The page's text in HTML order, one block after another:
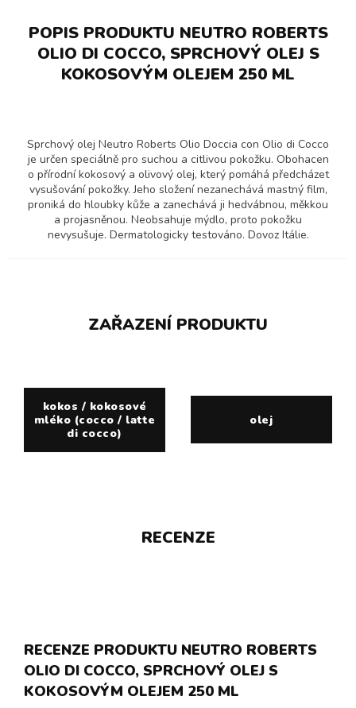
POPIS PRODUKTU NEUTRO ROBERTS
OLIO DI COCCO, SPRCHOVÝ OLEJ S
KOKOSOVÝM OLEJEM 250 ML
Sprchový olej Neutro Roberts Olio Doccia con Olio di Cocco
je určen speciálně pro suchou a citlivou pokožku. Obohacen
o přírodní kokosový a olivový olej, který pomáhá předcházet
vysušování pokožky. Jeho složení nezanechává mastný film,
proniká do hloubky kůže a zanechává ji hedvábnou, měkkou
a projasněnou. Neobsahuje mýdlo, proto pokožku
nevysušuje. Dermatologicky testováno. Dovoz Itálie.
ZAŘAZENÍ PRODUKTU
kokos / kokosové
mléko (cocco / latte
di cocco)
olej
RECENZE
RECENZE PRODUKTU NEUTRO ROBERTS
OLIO DI COCCO, SPRCHOVÝ OLEJ S
KOKOSOVÝM OLEJEM 250 ML